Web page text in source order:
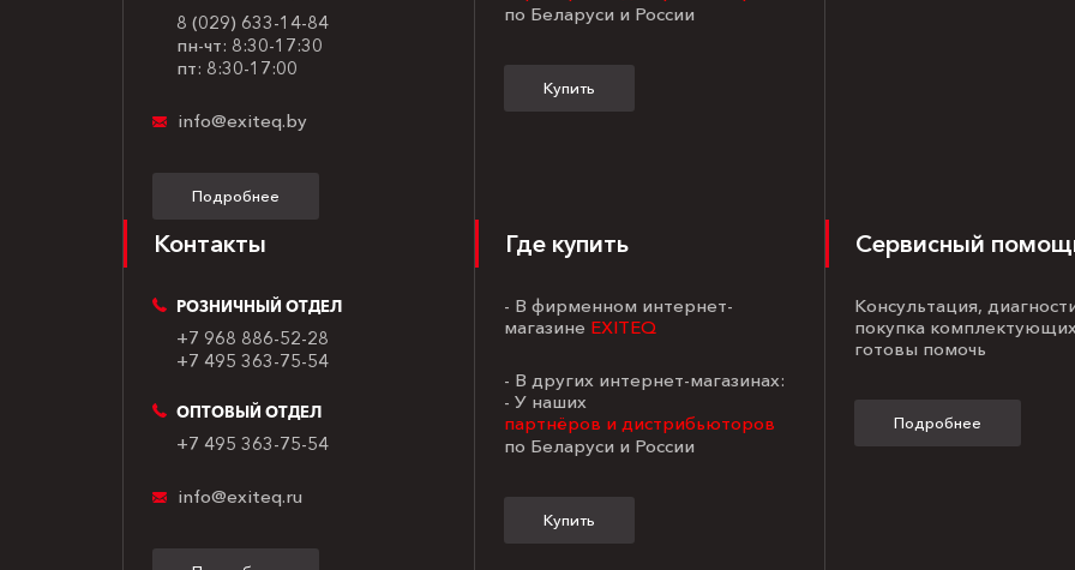
8 (029) 633-14-84
пн-чт: 8:30-17:30
пт: 8:30-17:00
info@exiteq.by
Подробнее
по Беларуси и России
Купить
Контакты
РОЗНИЧНЫЙ ОТДЕЛ
+7 968 886-52-28
+7 495 363-75-54
ОПТОВЫЙ ОТДЕЛ
+7 495 363-75-54
info@exiteq.ru
Где купить
- В фирменном интернет-
магазине EXITEQ
- В других интернет-магазинах:
- У наших
партнёров и дистрибьюторов
по Беларуси и России
Купить
Сервисный
Консультация,
покупка
готовы помочь
Подробнее